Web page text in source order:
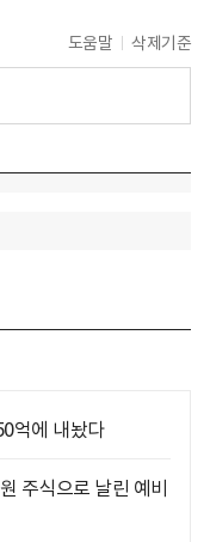
도움말 삭제기준
억에 내놨다
주식으로 날린 예비